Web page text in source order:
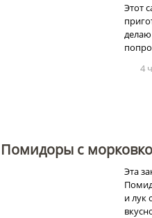
Этот
4
Помидоры с
Эта
и лук